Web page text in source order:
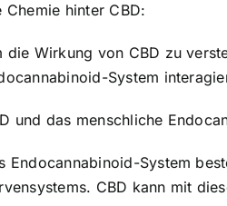
Chemie hinter CBD:
die Wirkung von CBD zu
System
und das menschliche
Endocannabinoid-System
CBD kann mit